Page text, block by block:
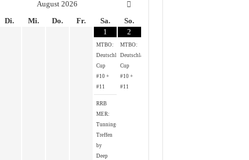
August 2026
Di. Mi. Do. Fr. Sa.
So.
1
MTBO:
Deutschland-
Cup
#10 +
#11
RRB
MER:
Tunning-
Treffen
by
Deep
2
MTBO:
Deutschland-
Cup
#10 +
#11